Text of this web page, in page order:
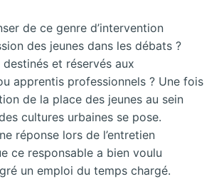
de ce genre d’intervention
des jeunes dans les débats ?
et réservés aux
apprentis professionnels ? Une fois
de la place des jeunes au sein
cultures urbaines se pose.
réponse lors de l’entretien
ce responsable a bien voulu
un emploi du temps chargé.